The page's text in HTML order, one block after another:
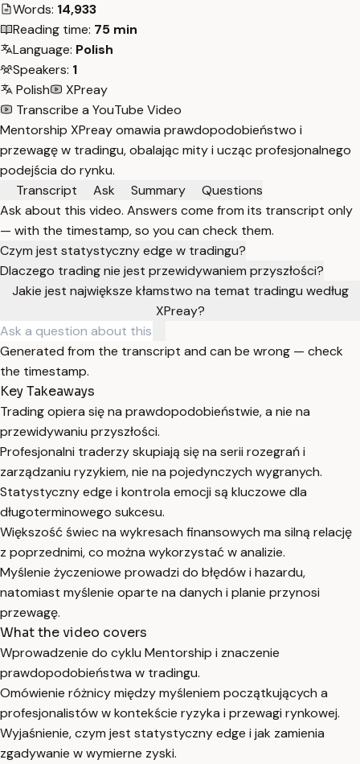
Words: 14,933
Reading time: 75 min
Language: Polish
Speakers: 1
Polish
XPreay
Transcribe a YouTube Video
Mentorship XPreay omawia prawdopodobieństwo i
przewagę w tradingu, obalając mity i ucząc profesjonalnego
podejścia do rynku.
Transcript
Ask Summary
Questions
Ask about this video. Answers come from its transcript only
— with the timestamp, so you can check them.
Czym jest statystyczny edge w tradingu?
Dlaczego trading nie jest przewidywaniem przyszłości?
Jakie jest największe kłamstwo na temat tradingu według
XPreay?
Generated from the transcript and can be wrong — check
the timestamp.
Key Takeaways
Trading opiera się na prawdopodobieństwie, a nie na
przewidywaniu przyszłości.
Profesjonalni traderzy skupiają się na serii rozegrań i
zarządzaniu ryzykiem, nie na pojedynczych wygranych.
Statystyczny edge i kontrola emocji są kluczowe dla
długoterminowego sukcesu.
Większość świec na wykresach finansowych ma silną relację
z poprzednimi, co można wykorzystać w analizie.
Myślenie życzeniowe prowadzi do błędów i hazardu,
natomiast myślenie oparte na danych i planie przynosi
przewagę.
What the video covers
Wprowadzenie do cyklu Mentorship i znaczenie
prawdopodobieństwa w tradingu.
Omówienie różnicy między myśleniem początkujących a
profesjonalistów w kontekście ryzyka i przewagi rynkowej.
Wyjaśnienie, czym jest statystyczny edge i jak zamienia
zgadywanie w wymierne zyski.